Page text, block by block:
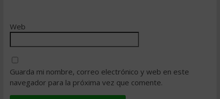
Web
Guarda mi nombre, correo electrónico y web en este
navegador para la próxima vez que comente.